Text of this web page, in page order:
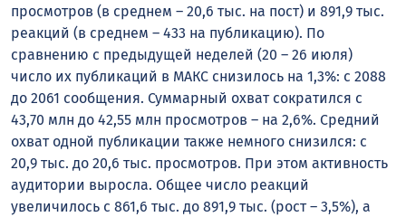
просмотров (в среднем – 20,6 тыс. на пост) и 891,9 тыс.
реакций (в среднем – 433 на публикацию). По
сравнению с предыдущей неделей (20 – 26 июля)
число их публикаций в MАКС снизилось на 1,3%: с 2088
до 2061 сообщения. Суммарный охват сократился с
43,70 млн до 42,55 млн просмотров – на 2,6%. Средний
охват одной публикации также немного снизился: с
20,9 тыс. до 20,6 тыс. просмотров. При этом активность
аудитории выросла. Общее число реакций
увеличилось с 861,6 тыс. до 891,9 тыс. (рост – 3,5%), а